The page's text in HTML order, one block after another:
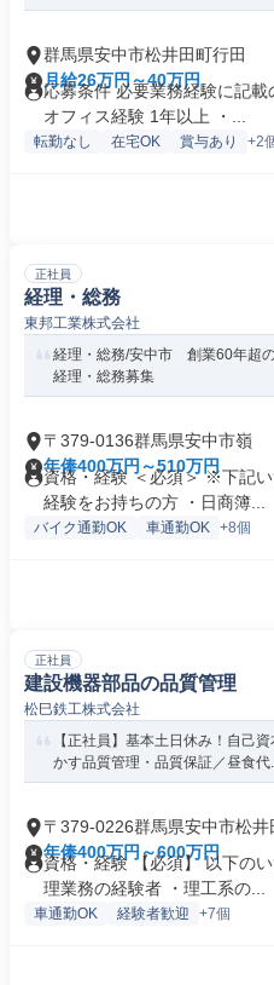
群馬県安中市松井田町行田
月給26万円～40万円
応募条件 必要業務経験に記
オフィス経験 1年以上 ・...
転勤なし 在宅OK 賞与あり +2
正社員
経理・総務
東邦工業株式会社
経理・総務/安中市 創業60年超
経理・総務募集
〒379-0136群馬県安中市嶺
年俸400万円～510万円
資格・経験 ＜必須＞ ※下記
経験をお持ちの方 ・日商簿...
バイク通勤OK 車通勤OK +8個
正社員
建設機器部品の品質管理
松巳鉄工株式会社
【正社員】基本土日休み！自己
かす品質管理・品質保証／昼食代
〒379-0226群馬県安中市松井
年俸400万円～600万円
資格・経験 【必須】 以下の
理業務の経験者 ・理工系の...
車通勤OK 経験者歓迎 +7個